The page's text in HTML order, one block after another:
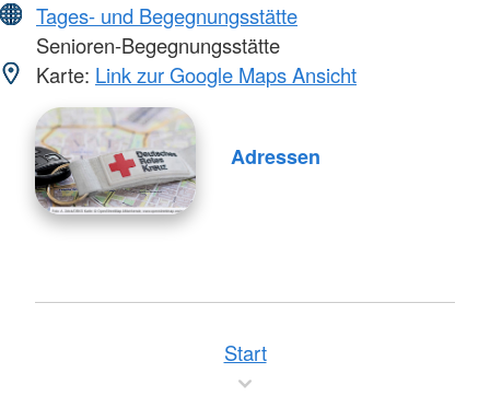
Tages- und Begegnungsstätte
Senioren-Begegnungsstätte
Karte: Link zur Google Maps Ansicht
Adressen
Start